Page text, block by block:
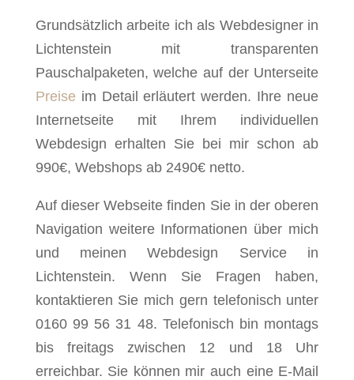
Grundsätzlich arbeite ich als Webdesigner in
Lichtenstein mit transparenten
Pauschalpaketen, welche auf der Unterseite
Preise im Detail erläutert werden. Ihre neue
Internetseite mit Ihrem individuellen
Webdesign erhalten Sie bei mir schon ab
990€, Webshops ab 2490€ netto.
Auf dieser Webseite finden Sie in der oberen
Navigation weitere Informationen über mich
und meinen Webdesign Service in
Lichtenstein. Wenn Sie Fragen haben,
kontaktieren Sie mich gern telefonisch unter
0160 99 56 31 48. Telefonisch bin montags
bis freitags zwischen 12 und 18 Uhr
erreichbar. Sie können mir auch eine E-Mail